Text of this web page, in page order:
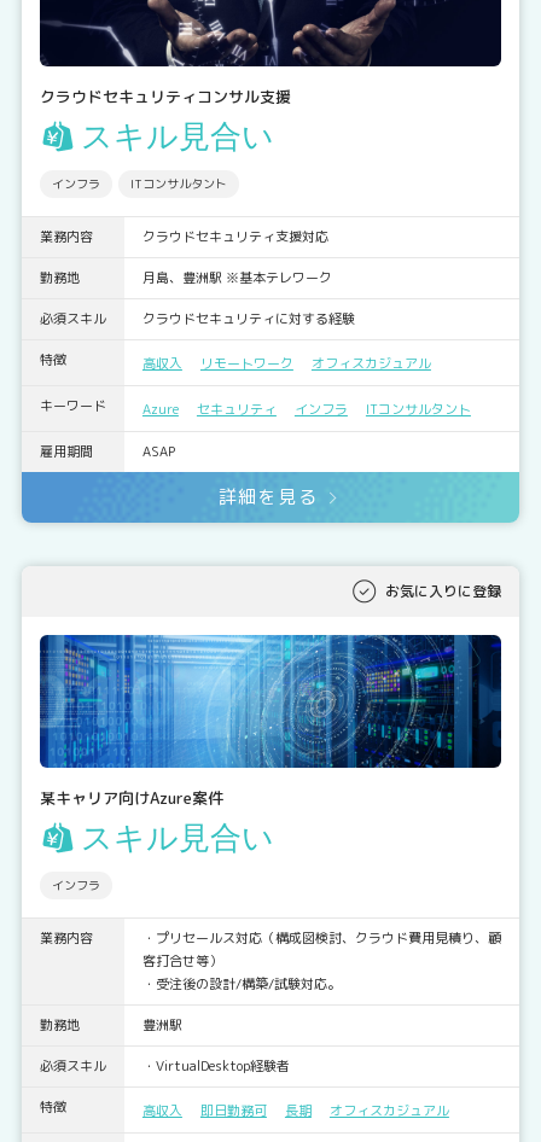
クラウドセキュリティコンサル支援
スキル見合い
インフラ ITコンサルタント
業務内容 クラウドセキュリティ支援対応
勤務地 月島、豊洲駅 ※基本テレワーク
必須スキル クラウドセキュリティに対する経験
特徴 高収入 リモートワーク オフィスカジュアル
キーワード Azure セキュリティ インフラ ITコンサルタント
雇用期間 ASAP
詳細を見る
お気に入りに登録
某キャリア向けAzure案件
スキル見合い
インフラ
業務内容
・プリセールス対応（構成図検討、クラウド費用見積り、顧
客打合せ等）
・受注後の設計/構築/試験対応。
勤務地 豊洲駅
必須スキル ・VirtualDesktop経験者
特徴 高収入 即日勤務可 長期 オフィスカジュアル